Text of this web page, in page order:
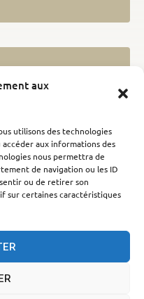
aux
utilisons des technologies
aux informations des
nous permettra de
de navigation ou les ID
ou de retirer son
sur certaines caractéristiques
SUIVANT